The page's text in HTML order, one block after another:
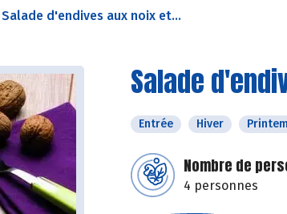
Salade d'endives aux noix et...
Salade
Entrée Hiver
Nombre de
4 personnes